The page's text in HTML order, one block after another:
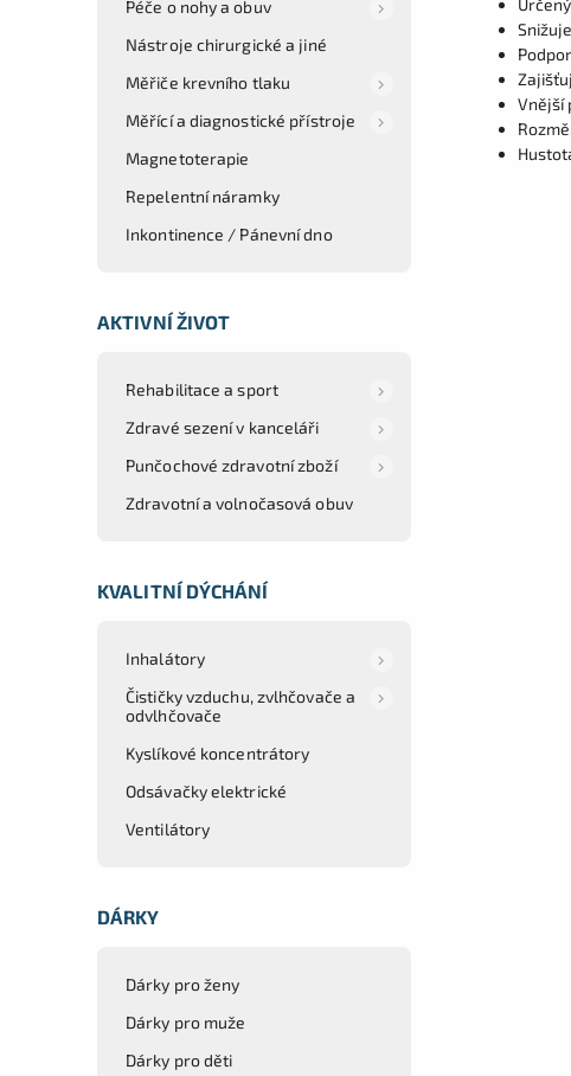
Péče o nohy a obuv
Nástroje chirurgické a jiné
Měřiče krevního tlaku
Měřící a diagnostické přístroje
Magnetoterapie
Repelentní náramky
Inkontinence / Pánevní dno
AKTIVNÍ ŽIVOT
Rehabilitace a sport
Zdravé sezení v kanceláři
Punčochové zdravotní zboží
Zdravotní a volnočasová obuv
KVALITNÍ DÝCHÁNÍ
Inhalátory
Čističky vzduchu, zvlhčovače a
odvlhčovače
Kyslíkové koncentrátory
Odsávačky elektrické
Ventilátory
DÁRKY
Dárky pro ženy
Dárky pro muže
Dárky pro děti
Vnější